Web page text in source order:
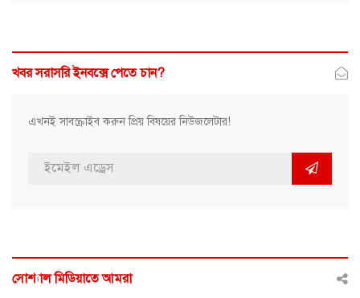
খবর সরাসরি ইনবক্সে পেতে চান?
এখনই সাবস্ক্রাইব করুন প্রিয় বিষয়ের নিউজলেটার!
সোশ্যাল মিডিয়াতে আমরা